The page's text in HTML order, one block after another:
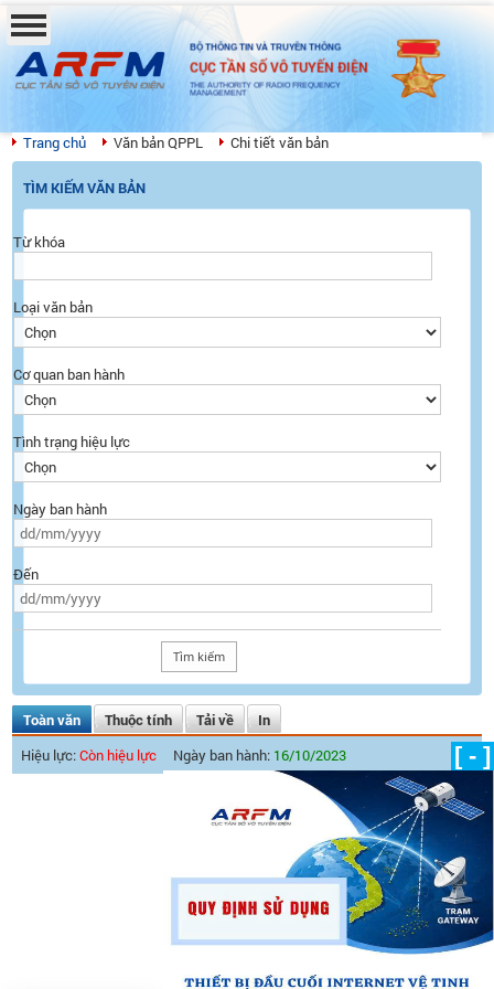
BỘ THÔNG TIN VÀ TRUYỀN THÔNG
CỤC TẦN SỐ VÔ TUYẾN ĐIỆN
THE AUTHORITY OF RADIO FREQUENCY
MANAGEMENT
Trang chủ Văn bản QPPL Chi tiết văn bản
TÌM KIẾM VĂN BẢN
Từ khóa
Loại văn bản
Cơ quan ban hành
Tình trạng hiệu lực
Ngày ban hành
Đến
Toàn văn Thuộc tính Tải về
In
Hiệu lực:Còn hiệu lực Ngày ban hành: 16/10/2023 [ - ]